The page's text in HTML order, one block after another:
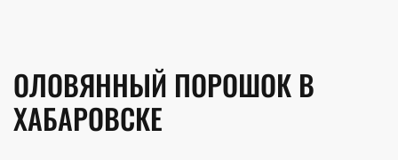
ОЛОВЯННЫЙ ПОРОШОК В
ХАБАРОВСКЕ